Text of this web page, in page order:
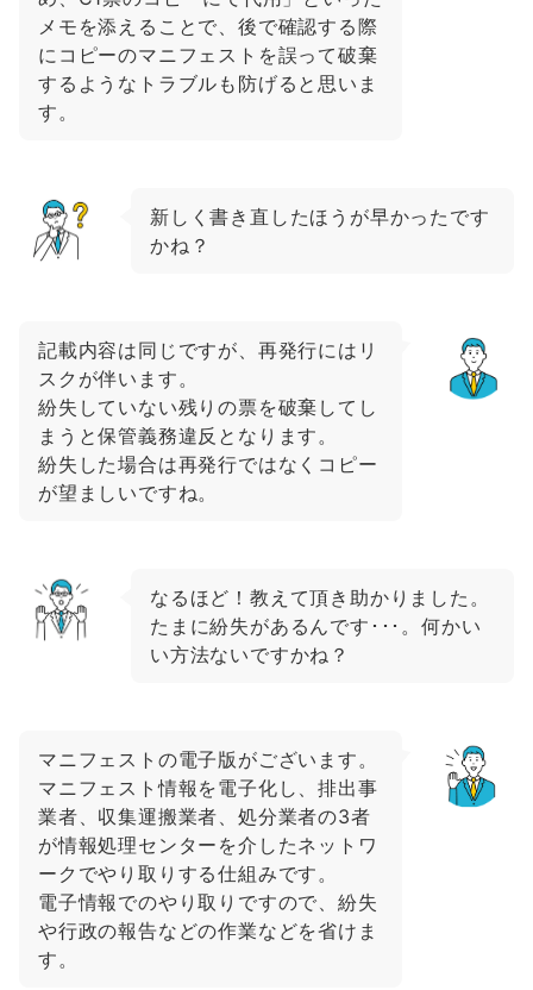
メモを添えることで、後で確認する際
にコピーのマニフェストを誤って破棄
するようなトラブルも防げると思いま
す。
新しく書き直したほうが早かったです
かね？
記載内容は同じですが、再発行にはリ
スクが伴います。
紛失していない残りの票を破棄してし
まうと保管義務違反となります。
紛失した場合は再発行ではなくコピー
が望ましいですね。
なるほど！教えて頂き助かりました。
たまに紛失があるんです･･･。何かい
い方法ないですかね？
マニフェストの電子版がございます。
マニフェスト情報を電子化し、排出事
業者、収集運搬業者、処分業者の3者
が情報処理センターを介したネットワ
ークでやり取りする仕組みです。
電子情報でのやり取りですので、紛失
や行政の報告などの作業などを省けま
す。